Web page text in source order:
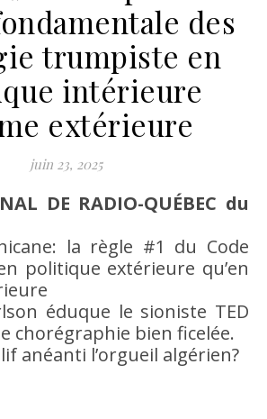
des
trumpiste en
intérieure
extérieure
juin 23, 2025
la règle #1 du Code
politique extérieure qu’en
éduque le sioniste TED
chorégraphie bien ficelée.
anéanti l’orgueil algérien?